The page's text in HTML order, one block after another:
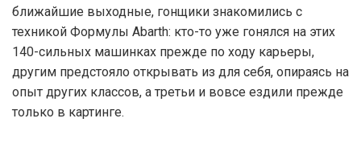
ближайшие выходные, гонщики знакомились с
техникой Формулы Abarth: кто-то уже гонялся на этих
140-сильных машинках прежде по ходу карьеры,
другим предстояло открывать из для себя, опираясь на
опыт других классов, а третьи и вовсе ездили прежде
только в картинге.